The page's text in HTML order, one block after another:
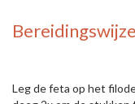
Bereidingswijze
Leg de feta op het